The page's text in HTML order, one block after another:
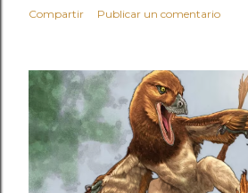
Compartir Publicar un comentario